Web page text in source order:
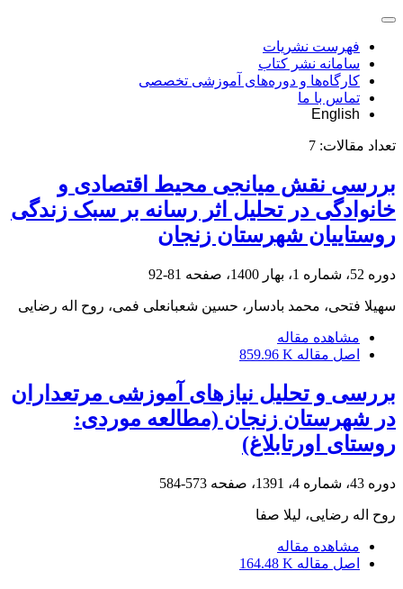
فهرست نشریات
سامانه نشر کتاب
کارگاه‌ها و دوره‌های آموزشی تخصصی
تماس با ما
English
تعداد مقالات: 7
بررسی نقش میانجی محیط اقتصادی و
خانوادگی در تحلیل اثر رسانه بر سبک زندگی
روستاییان شهرستان زنجان
دوره 52، شماره 1، بهار 1400، صفحه 81-92
سهیلا فتحی، محمد بادسار، حسین شعبانعلی فمی، روح اله رضایی
مشاهده مقاله
اصل مقاله 859.96 K
بررسی و تحلیل نیازهای آموزشی مرتعداران
در شهرستان زنجان (مطالعه موردی:
روستای اورتابلاغ)
دوره 43، شماره 4، 1391، صفحه 573-584
روح اله رضایی، لیلا صفا
مشاهده مقاله
اصل مقاله 164.48 K